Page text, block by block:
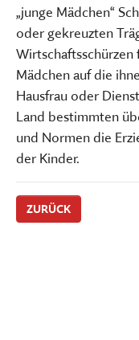
„junge Mädchen“
oder gekreuzten
Mädchen auf die
Hausfrau oder
Land bestimmten
und Normen die
der Kinder.
ZURÜCK